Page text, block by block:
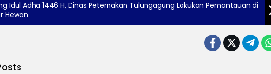
Idul Adha 1446 H, Dinas Peternakan Tulungagung Lakukan Pemantauan di
Hewan